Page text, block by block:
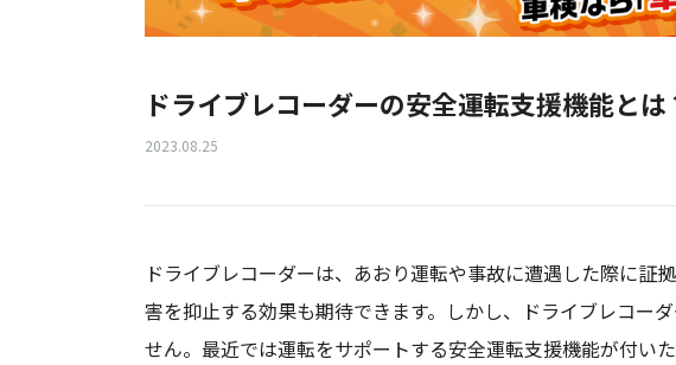
ドライブレコーダーの安全運転支援機能とは
2023.08.25
ドライブレコーダーは、あおり運転や事故に遭遇した際に証
害を抑止する効果も期待できます。しかし、ドライブレコー
せん。最近では運転をサポートする安全運転支援機能が付い